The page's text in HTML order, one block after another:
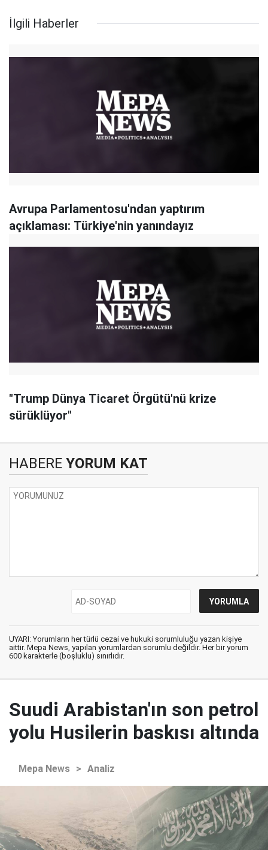
İlgili Haberler
Avrupa Parlamentosu'ndan yaptırım
açıklaması: Türkiye'nin yanındayız
"Trump Dünya Ticaret Örgütü'nü krize
sürüklüyor"
HABERE YORUM KAT
UYARI: Yorumların her türlü cezai ve hukuki sorumluluğu yazan kişiye
aittir. Mepa News, yapılan yorumlardan sorumlu değildir. Her bir yorum
600 karakterle (boşluklu) sınırlıdır.
Suudi Arabistan'ın son petrol
yolu Husilerin baskısı altında
Mepa News > Analiz